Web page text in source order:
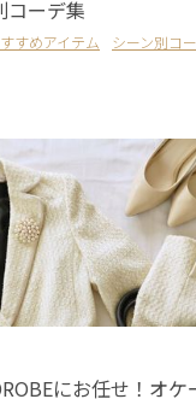
コーデ集
すめアイテム
シーン別コ
にお任せ！オケ